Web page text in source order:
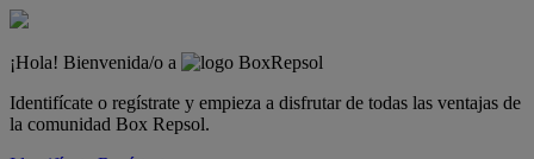
¡Hola! Bienvenida/o a
Identifícate o regístrate y empieza a disfrutar de todas las ventajas de
la comunidad Box Repsol.